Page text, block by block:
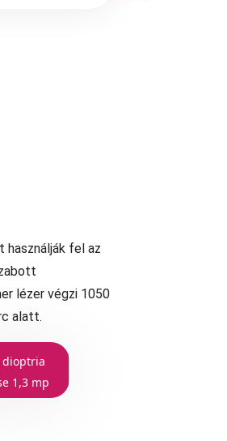
fel az
lézer végzi 1050
alatt.
dioptria
1,3 mp